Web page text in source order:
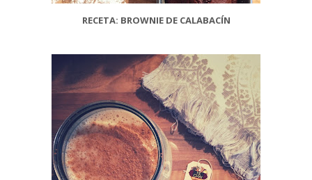
RECETA: BROWNIE DE CALABACÍN